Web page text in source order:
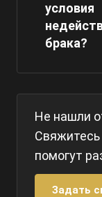
условия
брака?
Не нашли
помогут
Задать